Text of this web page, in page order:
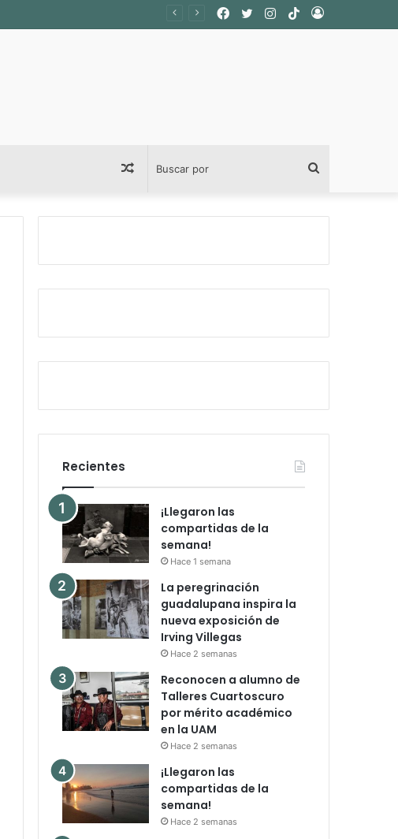
Acceso
TikTok
Instagram
Twitter
Facebook
por
Publicación
al
azar
Recientes
¡Llegaron las
compartidas de la
semana!
Hace 1 semana
La peregrinación
guadalupana inspira la
nueva exposición de
Irving Villegas
Hace 2 semanas
Reconocen a alumno de
Talleres Cuartoscuro
por mérito académico
en la UAM
Hace 2 semanas
¡Llegaron las
compartidas de la
semana!
Hace 2 semanas